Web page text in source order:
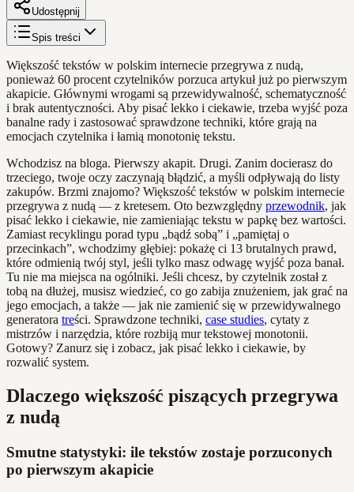
Udostępnij
Spis treści
Większość tekstów w polskim internecie przegrywa z nudą,
ponieważ 60 procent czytelników porzuca artykuł już po pierwszym
akapicie. Głównymi wrogami są przewidywalność, schematyczność
i brak autentyczności. Aby pisać lekko i ciekawie, trzeba wyjść poza
banalne rady i zastosować sprawdzone techniki, które grają na
emocjach czytelnika i łamią monotonię tekstu.
Wchodzisz na bloga. Pierwszy akapit. Drugi. Zanim docierasz do
trzeciego, twoje oczy zaczynają błądzić, a myśli odpływają do listy
zakupów. Brzmi znajomo? Większość tekstów w polskim internecie
przegrywa z nudą — z kretesem. Oto bezwzględny przewodnik, jak
pisać lekko i ciekawie, nie zamieniając tekstu w papkę bez wartości.
Zamiast recyklingu porad typu „bądź sobą” i „pamiętaj o
przecinkach”, wchodzimy głębiej: pokażę ci 13 brutalnych prawd,
które odmienią twój styl, jeśli tylko masz odwagę wyjść poza banał.
Tu nie ma miejsca na ogólniki. Jeśli chcesz, by czytelnik został z
tobą na dłużej, musisz wiedzieć, co go zabija znużeniem, jak grać na
jego emocjach, a także — jak nie zamienić się w przewidywalnego
generatora treści. Sprawdzone techniki, case studies, cytaty z
mistrzów i narzędzia, które rozbiją mur tekstowej monotonii.
Gotowy? Zanurz się i zobacz, jak pisać lekko i ciekawie, by
rozwalić system.
Dlaczego większość piszących przegrywa
z nudą
Smutne statystyki: ile tekstów zostaje porzuconych
po pierwszym akapicie